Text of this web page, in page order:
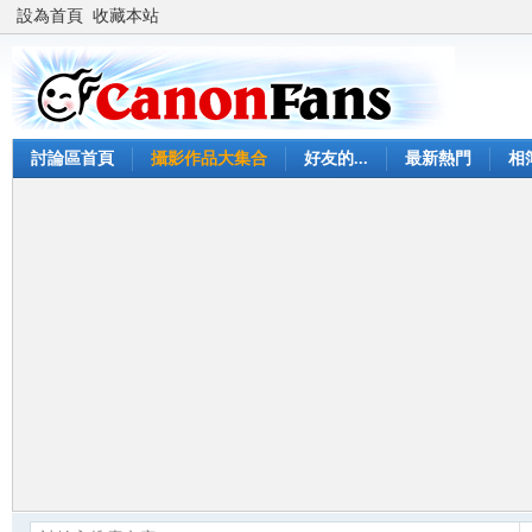
設為首頁 收藏本站
討論區首頁 攝影作品大集合 好友的... 最新熱門 相